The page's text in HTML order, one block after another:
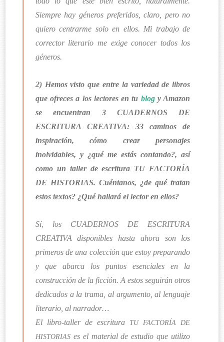
Siempre hay géneros preferidos, claro, pero no
quiero centrarme solo en ellos. Mi trabajo de
corrector literario me exige conocer todos los
géneros.
2) Hemos visto que entre la variedad de libros
que ofreces a los lectores en tu blogy Amazon
se encuentran 3 CUADERNOS DE
ESCRITURA CREATIVA: 33 caminos de
inspiración, cómo crear personajes
inolvidables, y ¿qué me estás contando?, así
como un taller de escritura TU FACTORÍA
DE HISTORIAS. Cuéntanos, ¿de qué tratan
estos textos? ¿Qué hallará el lector en ellos?
Sí, los CUADERNOS DE ESCRITURA
CREATIVA disponibles hasta ahora son los
primeros de una colección que estoy preparando
y que abarca los puntos esenciales en la
construcción de la ficción. A estos seguirán otros
dedicados a la trama, al argumento, al lenguaje
literario, al narrador…
El libro-taller de escritura
TU FACTORÍA DE
HISTORIASes el material de estudio que utilizo